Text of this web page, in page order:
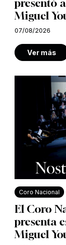
presentó
Miguel
07/08/2026
Ver más
Coro Nacional
El Coro
presenta
Miguel